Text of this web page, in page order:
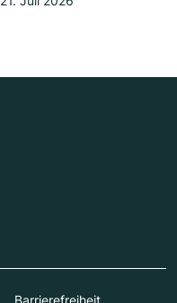
Barrierefreiheit